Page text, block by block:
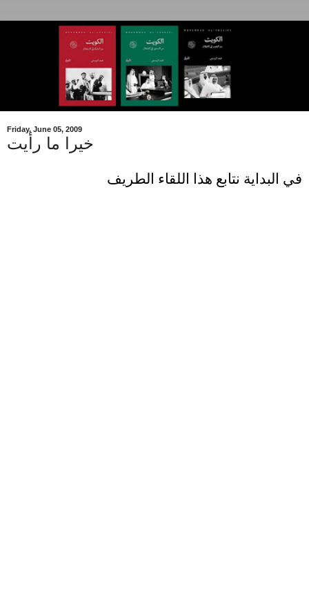
Friday, June 05, 2009
خيرا ما رأيت
في البداية نتابع هذا اللقاء الطريف